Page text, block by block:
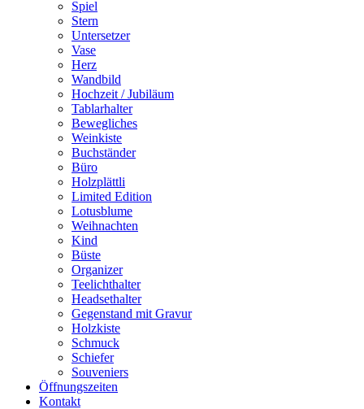
Spiel
Stern
Untersetzer
Vase
Herz
Wandbild
Hochzeit / Jubiläum
Tablarhalter
Bewegliches
Weinkiste
Buchständer
Büro
Holzplättli
Limited Edition
Lotusblume
Weihnachten
Kind
Büste
Organizer
Teelichthalter
Headsethalter
Gegenstand mit Gravur
Holzkiste
Schmuck
Schiefer
Souveniers
Öffnungszeiten
Kontakt